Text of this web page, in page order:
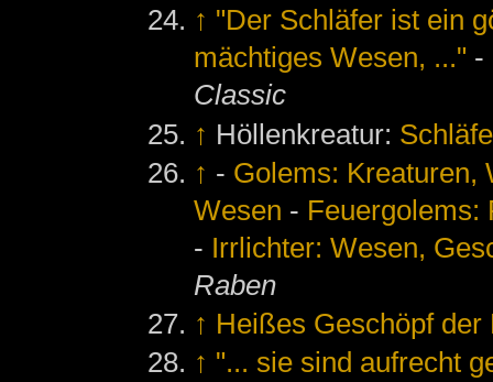
↑ "Der Schläfer ist ein
mächtiges Wesen, ..." -
Classic
↑ Höllenkreatur:
↑ - Golems: Kreaturen,
Wesen - Feuergolems:
- Irrlichter: Wesen,
Raben
↑ Heißes Geschöpf der
↑ "... sie sind aufrecht